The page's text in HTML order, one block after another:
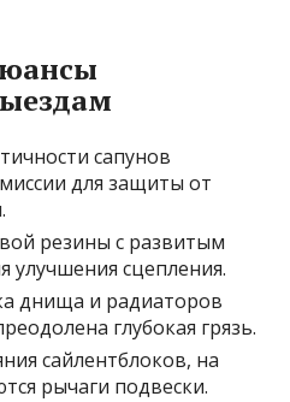
сапунов
для защиты от
резины с развитым
улучшения сцепления.
днища и радиаторов
глубокая грязь.
сайлентблоков, на
рычаги подвески.